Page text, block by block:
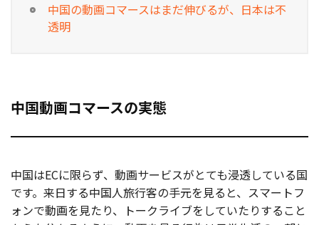
中国の動画コマースはまだ伸びるが、日本は不
透明
中国動画コマースの実態
中国はECに限らず、動画サービスがとても浸透している国
です。来日する中国人旅行客の手元を見ると、スマートフ
ォンで動画を見たり、トークライブをしていたりすること